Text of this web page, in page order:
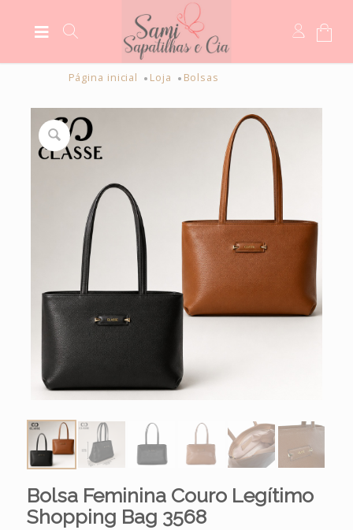
Página inicial Loja Bolsas
Bolsa Feminina Couro Legítimo
Shopping Bag 3568